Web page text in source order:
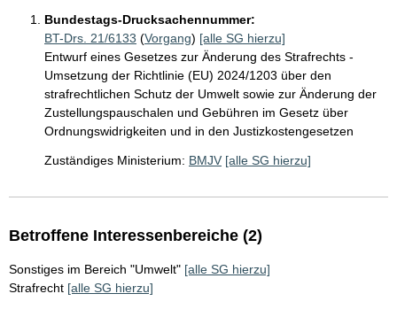
Bundestags-Drucksachennummer:
BT-Drs. 21/6133 (Vorgang) [alle SG hierzu]
Entwurf eines Gesetzes zur Änderung des Strafrechts -
Umsetzung der Richtlinie (EU) 2024/1203 über den
strafrechtlichen Schutz der Umwelt sowie zur Änderung der
Zustellungspauschalen und Gebühren im Gesetz über
Ordnungswidrigkeiten und in den Justizkostengesetzen
Zuständiges Ministerium: BMJV [alle SG hierzu]
Betroffene Interessenbereiche (2)
Sonstiges im Bereich "Umwelt" [alle SG hierzu]
Strafrecht [alle SG hierzu]